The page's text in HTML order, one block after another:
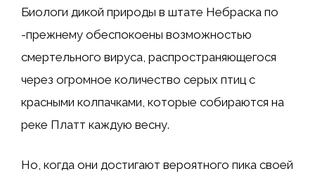
Биологи дикой природы в штате Небраска по
-прежнему обеспокоены возможностью
смертельного вируса, распространяющегося
через огромное количество серых птиц с
красными колпачками, которые собираются на
реке Платт каждую весну.
Но, когда они достигают вероятного пика своей